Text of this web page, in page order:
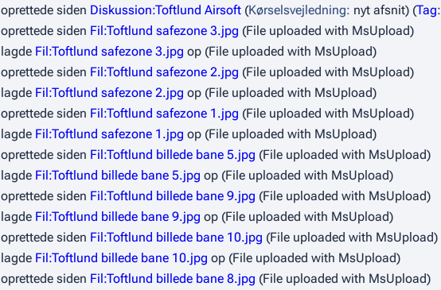
oprettede siden Diskussion:Toftlund Airsoft (Kørselsvejledning: nyt afsnit) Tag:
oprettede siden Fil:Toftlund safezone 3.jpg (File uploaded with MsUpload)
lagde Fil:Toftlund safezone 3.jpg op (File uploaded with MsUpload)
oprettede siden Fil:Toftlund safezone 2.jpg (File uploaded with MsUpload)
lagde Fil:Toftlund safezone 2.jpg op (File uploaded with MsUpload)
oprettede siden Fil:Toftlund safezone 1.jpg (File uploaded with MsUpload)
lagde Fil:Toftlund safezone 1.jpg op (File uploaded with MsUpload)
oprettede siden Fil:Toftlund billede bane 5.jpg (File uploaded with MsUpload)
lagde Fil:Toftlund billede bane 5.jpg op (File uploaded with MsUpload)
oprettede siden Fil:Toftlund billede bane 9.jpg (File uploaded with MsUpload)
lagde Fil:Toftlund billede bane 9.jpg op (File uploaded with MsUpload)
oprettede siden Fil:Toftlund billede bane 10.jpg (File uploaded with MsUpload)
lagde Fil:Toftlund billede bane 10.jpg op (File uploaded with MsUpload)
oprettede siden Fil:Toftlund billede bane 8.jpg (File uploaded with MsUpload)